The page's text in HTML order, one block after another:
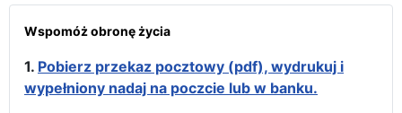
Wspomóż obronę życia
1. Pobierz przekaz pocztowy (pdf), wydrukuj i
wypełniony nadaj na poczcie lub w banku.